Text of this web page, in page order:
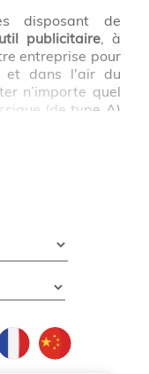
disposant de
publicitaire, à
entreprise pour
dans l'air du
n’importe quel
(de type A)
et de très
entreprise,
multiports
de tous très
feront connaitre
et membres